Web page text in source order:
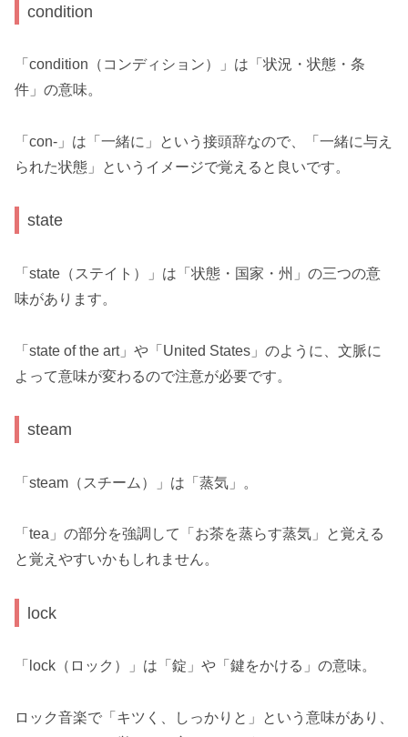
condition
「condition（コンディション）」は「状況・状態・条
件」の意味。
「con-」は「一緒に」という接頭辞なので、「一緒に与え
られた状態」というイメージで覚えると良いです。
state
「state（ステイト）」は「状態・国家・州」の三つの意
味があります。
「state of the art」や「United States」のように、文脈に
よって意味が変わるので注意が必要です。
steam
「steam（スチーム）」は「蒸気」。
「tea」の部分を強調して「お茶を蒸らす蒸気」と覚える
と覚えやすいかもしれません。
lock
「lock（ロック）」は「錠」や「鍵をかける」の意味。
ロック音楽で「キツく、しっかりと」という意味があり、